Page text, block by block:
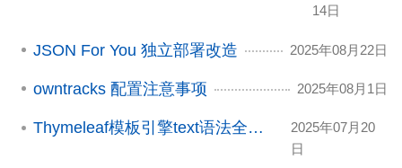
14日
JSON For You 独立部署改造 2025年08月22日
owntracks 配置注意事项 2025年08月1日
Thymeleaf模板引擎text语法全梳理
2025年07月20
日